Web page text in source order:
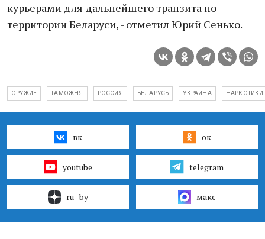
курьерами для дальнейшего транзита по
территории Беларуси, - отметил Юрий Сенько.
ОРУЖИЕ ТАМОЖНЯ РОССИЯ БЕЛАРУСЬ УКРАИНА НАРКОТИКИ
вк ок
youtube telegram
ru–by макс